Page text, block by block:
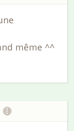
même ^^